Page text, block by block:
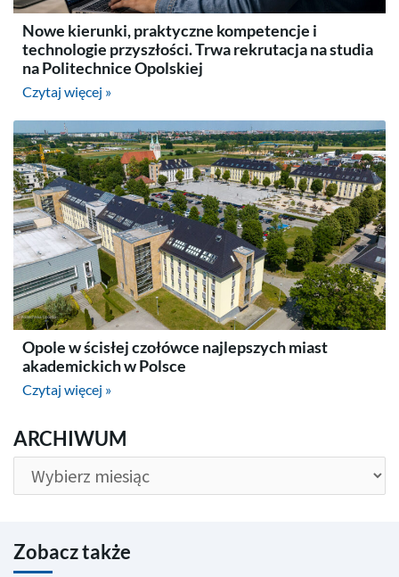
Nowe kierunki, praktyczne kompetencje i
technologie przyszłości. Trwa rekrutacja na studia
na Politechnice Opolskiej
Czytaj więcej »
Opole w ścisłej czołówce najlepszych miast
akademickich w Polsce
Czytaj więcej »
ARCHIWUM
ARCHIWUM
Zobacz także